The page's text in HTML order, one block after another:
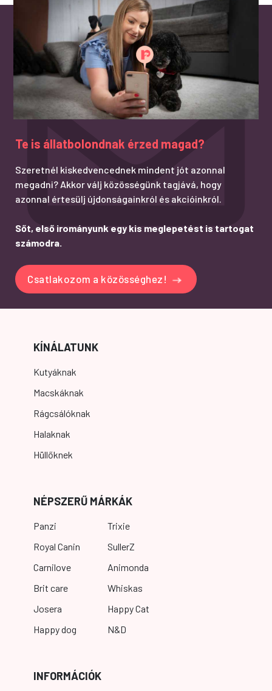
Te is állatbolondnak érzed magad?
Szeretnél kiskedvencednek mindent jót azonnal
megadni? Akkor válj közösségünk tagjává, hogy
azonnal értesülj újdonságainkról és akcióinkról.
Sőt, első irományunk egy kis meglepetést is tartogat
számodra.
Csatlakozom a közösséghez!
KÍNÁLATUNK
Kutyáknak
Macskáknak
Rágcsálóknak
Halaknak
Hüllőknek
NÉPSZERŰ MÁRKÁK
Panzi
Royal Canin
Carnilove
Brit care
Josera
Happy dog
Trixie
SullerZ
Animonda
Whiskas
Happy Cat
N&D
INFORMÁCIÓK